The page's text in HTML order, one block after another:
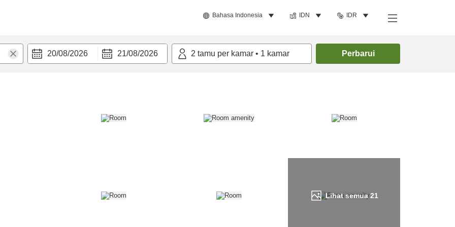
Bahasa Indonesia IDN IDR
20/08/2026 21/08/2026 2 tamu per kamar • 1 kamar Perbarui
Lihat semua21
Cari kamar